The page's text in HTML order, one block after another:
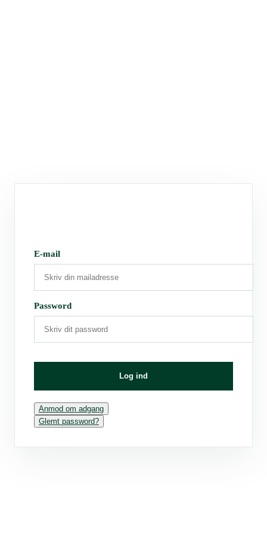
E-mail
Password
Log ind
Anmod om adgang
Glemt password?